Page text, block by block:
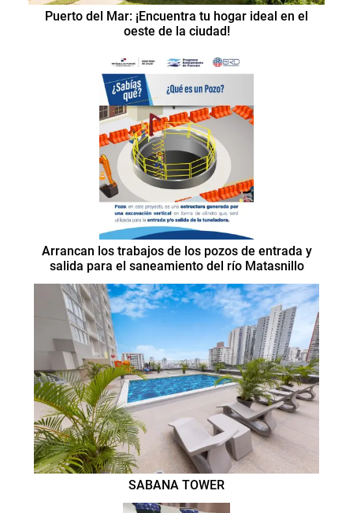
Puerto del Mar: ¡Encuentra tu hogar ideal en el
oeste de la ciudad!
Arrancan los trabajos de los pozos de entrada y
salida para el saneamiento del río Matasnillo
SABANA TOWER